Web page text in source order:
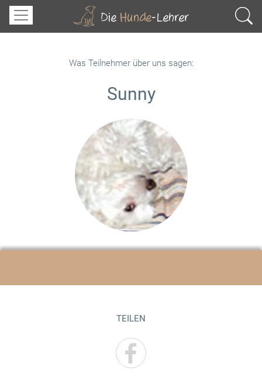
Was Teilnehmer über uns sagen:
Sunny
TEILEN